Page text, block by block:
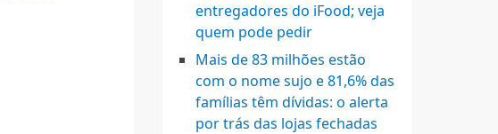
entregadores do iFood; veja
quem pode pedir
Mais de 83 milhões estão
com o nome sujo e 81,6% das
famílias têm dívidas: o alerta
por trás das lojas fechadas